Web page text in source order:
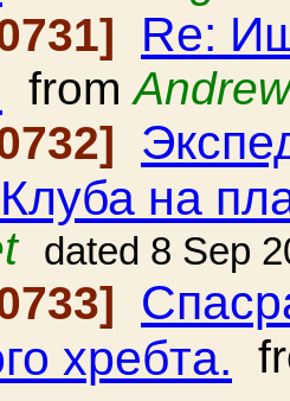
Re:
from
на
dated 8 Sep
хребта.